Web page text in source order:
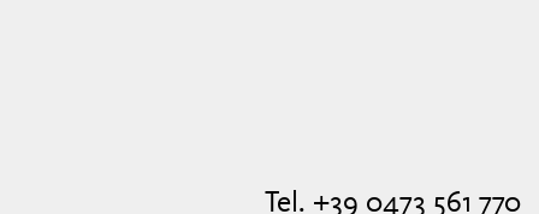
Tel. +39 0473 561 770